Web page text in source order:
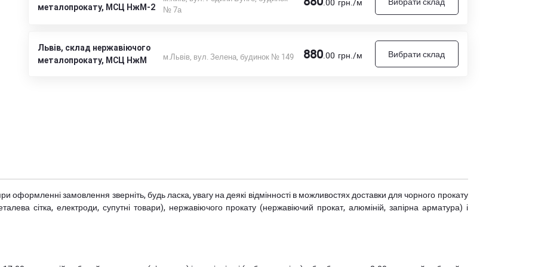
металопрокату, МСЦ НжМ-2
№ 7а
Львів, склад нержавіючого
металопрокату, МСЦ НжМ
м.Львів, вул. Зелена, будинок № 149 880.00 грн./м Вибрати склад
оформленні замовлення зверніть, будь ласка, увагу на деякі відмінності в можливостях доставки для чорного прокату
сітка, електроди, супутні товари), нержавіючого прокату (нержавіючий прокат, алюміній, запірна арматура) і